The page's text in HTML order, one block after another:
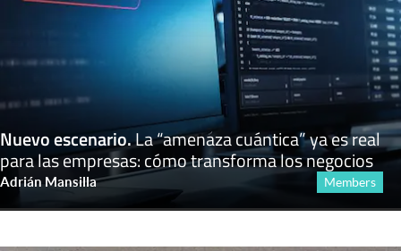
Nuevo escenario.La “amenaza cuántica” ya es real
para las empresas: cómo transforma los negocios
Adrián Mansilla Members